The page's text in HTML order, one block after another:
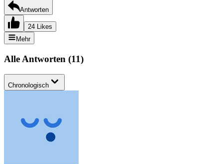
Antworten
24 Likes
Mehr
Alle Antworten (11)
Chronologisch